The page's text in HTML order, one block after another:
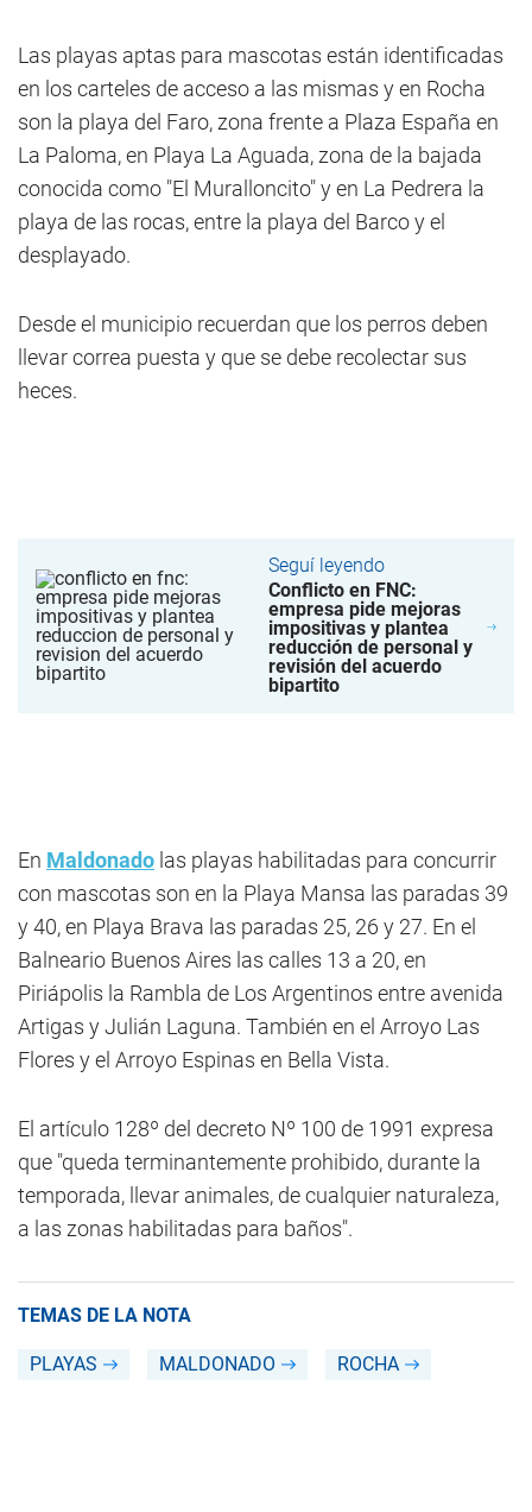
Las playas aptas para mascotas están identificadas
en los carteles de acceso a las mismas y en Rocha
son la playa del Faro, zona frente a Plaza España en
La Paloma, en Playa La Aguada, zona de la bajada
conocida como "El Muralloncito" y en La Pedrera la
playa de las rocas, entre la playa del Barco y el
desplayado.
Desde el municipio recuerdan que los perros deben
llevar correa puesta y que se debe recolectar sus
heces.
Seguí leyendo
Conflicto en FNC:
empresa pide mejoras
impositivas y plantea
reducción de personal y
revisión del acuerdo
bipartito
En Maldonado las playas habilitadas para concurrir
con mascotas son en la Playa Mansa las paradas 39
y 40, en Playa Brava las paradas 25, 26 y 27. En el
Balneario Buenos Aires las calles 13 a 20, en
Piriápolis la Rambla de Los Argentinos entre avenida
Artigas y Julián Laguna. También en el Arroyo Las
Flores y el Arroyo Espinas en Bella Vista.
El artículo 128º del decreto Nº 100 de 1991 expresa
que "queda terminantemente prohibido, durante la
temporada, llevar animales, de cualquier naturaleza,
a las zonas habilitadas para baños".
TEMAS DE LA NOTA
PLAYAS MALDONADO ROCHA